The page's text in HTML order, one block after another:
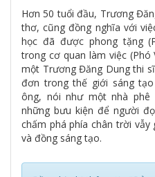
Hơn 50 tuổi đầu, Trương
thơ, cũng đồng nghĩa với
học đã được phong tặng
trong cơ quan làm việc (Phó
một Trương Đăng Dung thi
đơn trong thế giới sáng
ông, nói như một nhà phê
những bưu kiện để người
chấm phá phía chân trời
và đồng sáng tạo.